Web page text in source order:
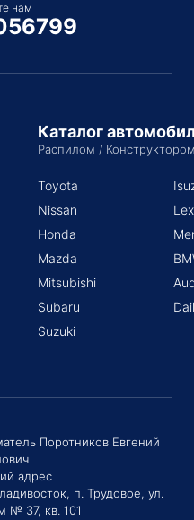
нам
Каталог
Распилом /
Toyota
Nissan
Honda
Mazda
Mitsubishi
Subaru
Suzuki
Поротников Евгений
адрес
п. Трудовое, ул.
№ 37, кв. 101